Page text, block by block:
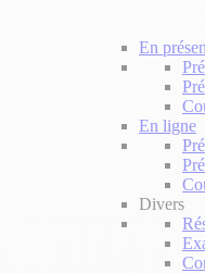
En
En ligne
Divers